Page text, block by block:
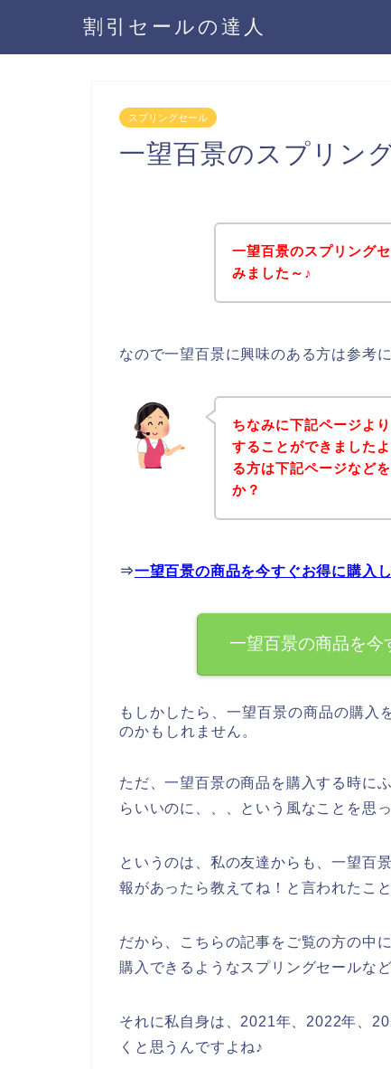
割引セールの達人
スプリングセール
一望百景のスプリン
一望百景のスプリング
みました～♪
なので一望百景に興味のある方は参考
ちなみに下記ページよ
することができました
る方は下記ページなど
か？
⇒一望百景の商品を今すぐお得に購入
一望百景の商品を今
もしかしたら、一望百景の商品の購入
のかもしれません。
ただ、一望百景の商品を購入する時に
らいいのに、、、という風なことを思
というのは、私の友達からも、一望百
報があったら教えてね！と言われたこ
だから、こちらの記事をご覧の方の中
購入できるようなスプリングセールな
それに私自身は、2021年、2022年、
くと思うんですよね♪